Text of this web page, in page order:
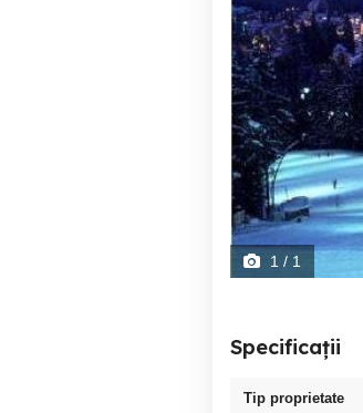
1 / 1
Specificații
Tip proprietate